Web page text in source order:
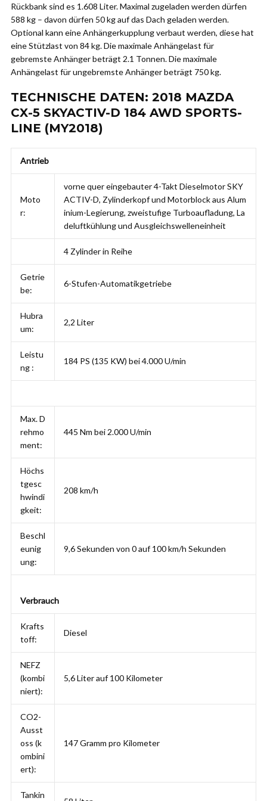
Rückbank sind es 1.608 Liter. Maximal zugeladen werden dürfen
588 kg – davon dürfen 50 kg auf das Dach geladen werden.
Optional kann eine Anhängerkupplung verbaut werden, diese hat
eine Stützlast von 84 kg. Die maximale Anhängelast für
gebremste Anhänger beträgt 2.1 Tonnen. Die maximale
Anhängelast für ungebremste Anhänger beträgt 750 kg.
TECHNISCHE DATEN: 2018 MAZDA
CX-5 SKYACTIV-D 184 AWD SPORTS-
LINE (MY2018)
Antrieb
Moto
r:
vorne quer eingebauter 4-Takt Dieselmotor SKY
ACTIV-D, Zylinderkopf und Motorblock aus Alum
inium-Legierung, zweistufige Turboaufladung, La
deluftkühlung und Ausgleichswelleneinheit
4 Zylinder in Reihe
Getrie
be:
6-Stufen-Automatikgetriebe
Hubra
um:
2,2 Liter
Leistu
ng :
184 PS (135 KW) bei 4.000 U/min
Max. D
rehmo
ment:
445 Nm bei 2.000 U/min
Höchs
tgesc
hwindi
gkeit:
208 km/h
Beschl
eunig
ung:
9,6 Sekunden von 0 auf 100 km/h Sekunden
Verbrauch
Krafts
toff:
Diesel
NEFZ
(kombi
niert):
5,6 Liter auf 100 Kilometer
CO2-
Ausst
oss (k
ombini
ert):
147 Gramm pro Kilometer
Tankin